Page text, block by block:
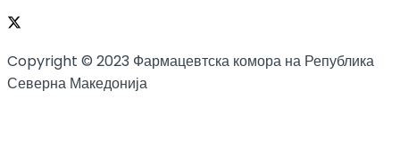
Copyright © 2023 Фармацевтска комора на Република
Северна Македонија